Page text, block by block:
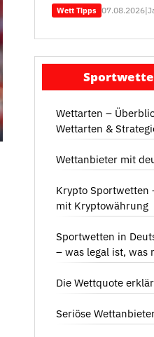
Wett Tipps 07.08.2026|
Wettarten –
Wettarten &
Wettanbieter mit
Krypto Sportwetten
mit Kryptowährung
Sportwetten in
– was legal ist, was
Die Wettquote
Seriöse